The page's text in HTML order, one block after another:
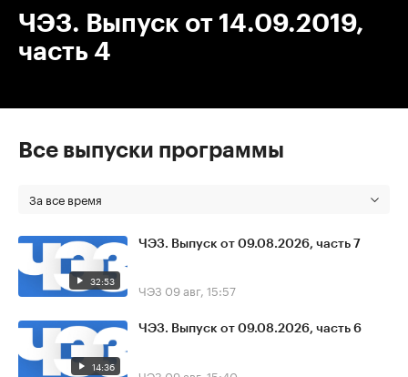
ЧЭЗ. Выпуск от 14.09.2019,
часть 4
Все выпуски программы
За все время
32:53
ЧЭЗ. Выпуск от 09.08.2026, часть 7
ЧЭЗ 09 авг, 15:57
14:36
ЧЭЗ. Выпуск от 09.08.2026, часть 6